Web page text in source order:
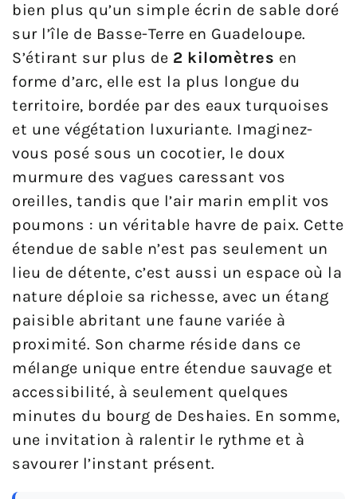
bien plus qu’un simple écrin de sable doré
sur l’île de Basse-Terre en Guadeloupe.
S’étirant sur plus de 2 kilomètres en
forme d’arc, elle est la plus longue du
territoire, bordée par des eaux turquoises
et une végétation luxuriante. Imaginez-
vous posé sous un cocotier, le doux
murmure des vagues caressant vos
oreilles, tandis que l’air marin emplit vos
poumons : un véritable havre de paix. Cette
étendue de sable n’est pas seulement un
lieu de détente, c’est aussi un espace où la
nature déploie sa richesse, avec un étang
paisible abritant une faune variée à
proximité. Son charme réside dans ce
mélange unique entre étendue sauvage et
accessibilité, à seulement quelques
minutes du bourg de Deshaies. En somme,
une invitation à ralentir le rythme et à
savourer l’instant présent.